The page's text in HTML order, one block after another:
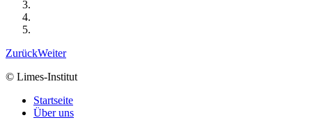
ZurückWeiter
© Limes-Institut
Startseite
Über uns